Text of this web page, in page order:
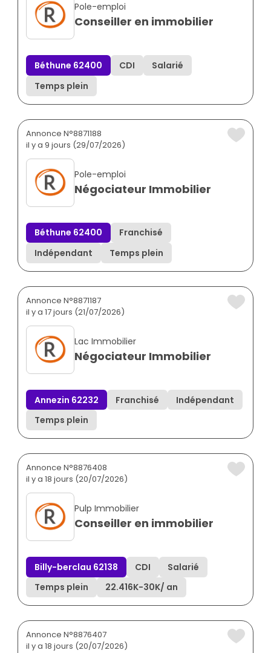
Pole-emploi
Conseiller en immobilier
Béthune 62400 CDI
Salarié
Temps plein
Annonce N°8871188
il y a 9 jours (29/07/2026)
Pole-emploi
Négociateur Immobilier
Béthune 62400
Franchisé
Indépendant
Temps plein
Annonce N°8871187
il y a 17 jours (21/07/2026)
Lac Immobilier
Négociateur Immobilier
Annezin 62232 Franchisé
Indépendant
Temps plein
Annonce N°8876408
il y a 18 jours (20/07/2026)
Pulp Immobilier
Conseiller en immobilier
Billy-berclau 62138 CDI
Salarié
Temps plein
22.416K-30K/ an
Annonce N°8876407
il y a 18 jours (20/07/2026)